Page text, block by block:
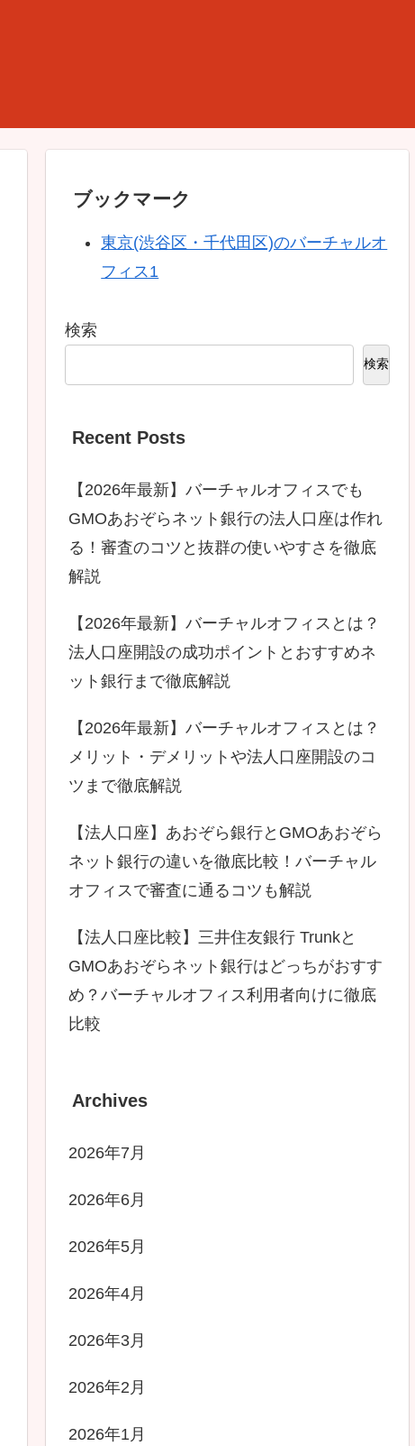
ブックマーク
東京(渋谷区・千代田区)のバーチャルオ
フィス1
検索
検索
Recent Posts
【2026年最新】バーチャルオフィスでも
GMOあおぞらネット銀行の法人口座は作れ
る！審査のコツと抜群の使いやすさを徹底
解説
【2026年最新】バーチャルオフィスとは？
法人口座開設の成功ポイントとおすすめネ
ット銀行まで徹底解説
【2026年最新】バーチャルオフィスとは？
メリット・デメリットや法人口座開設のコ
ツまで徹底解説
【法人口座】あおぞら銀行とGMOあおぞら
ネット銀行の違いを徹底比較！バーチャル
オフィスで審査に通るコツも解説
【法人口座比較】三井住友銀行 Trunkと
GMOあおぞらネット銀行はどっちがおすす
め？バーチャルオフィス利用者向けに徹底
比較
Archives
2026年7月
2026年6月
2026年5月
2026年4月
2026年3月
2026年2月
2026年1月